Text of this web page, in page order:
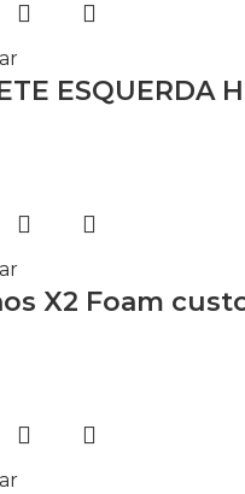
ESQUERDA
X2 Foam